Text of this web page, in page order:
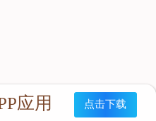
联系我们